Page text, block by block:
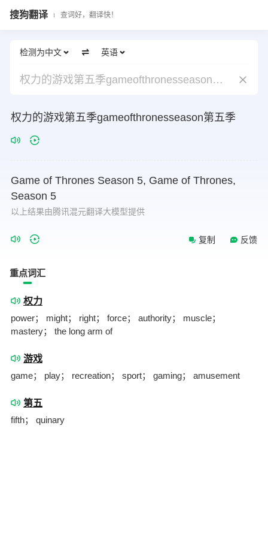
搜狗翻译 查词好，翻译快！
检测为中文 英语
权力的游戏第五季gameofthronesseason第五季
权力的游戏第五季gameofthronesseason第五季
Game of Thrones Season 5, Game of Thrones,
Season 5
以上结果由腾讯混元翻译大模型提供
复制 反馈
重点词汇
权力
power； might； right； force； authority； muscle；
mastery； the long arm of
游戏
game； play； recreation； sport； gaming； amusement
第五
fifth； quinary